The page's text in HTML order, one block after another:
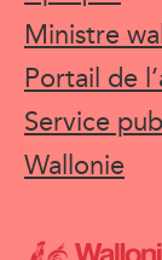
Ministre
Portail de
Service
Wallonie